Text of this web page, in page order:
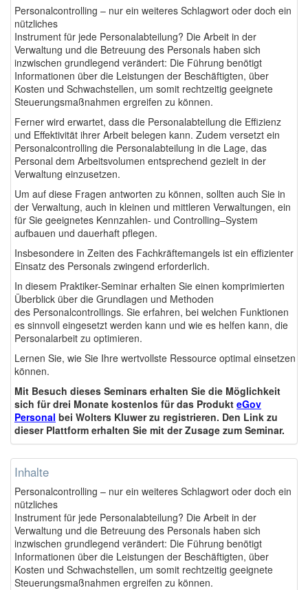
Personalcontrolling – nur ein weiteres Schlagwort oder doch ein
nützliches
Instrument für jede Personalabteilung? Die Arbeit in der
Verwaltung und die Betreuung des Personals haben sich
inzwischen grundlegend verändert: Die Führung benötigt
Informationen über die Leistungen der Beschäftigten, über
Kosten und Schwachstellen, um somit rechtzeitig geeignete
Steuerungsmaßnahmen ergreifen zu können.
Ferner wird erwartet, dass die Personalabteilung die Effizienz
und Effektivität ihrer Arbeit belegen kann. Zudem versetzt ein
Personalcontrolling die Personalabteilung in die Lage, das
Personal dem Arbeitsvolumen entsprechend gezielt in der
Verwaltung einzusetzen.
Um auf diese Fragen antworten zu können, sollten auch Sie in
der Verwaltung, auch in kleinen und mittleren Verwaltungen, ein
für Sie geeignetes Kennzahlen- und Controlling–System
aufbauen und dauerhaft pflegen.
Insbesondere in Zeiten des Fachkräftemangels ist ein effizienter
Einsatz des Personals zwingend erforderlich.
In diesem Praktiker-Seminar erhalten Sie einen komprimierten
Überblick über die Grundlagen und Methoden
des Personalcontrollings. Sie erfahren, bei welchen Funktionen
es sinnvoll eingesetzt werden kann und wie es helfen kann, die
Personalarbeit zu optimieren.
Lernen Sie, wie Sie Ihre wertvollste Ressource optimal einsetzen
können.
Mit Besuch dieses Seminars erhalten Sie die Möglichkeit
sich für drei Monate kostenlos für das Produkt eGov
Personal bei Wolters Kluwer zu registrieren. Den Link zu
dieser Plattform erhalten Sie mit der Zusage zum Seminar.
Inhalte
Personalcontrolling – nur ein weiteres Schlagwort oder doch ein
nützliches
Instrument für jede Personalabteilung? Die Arbeit in der
Verwaltung und die Betreuung des Personals haben sich
inzwischen grundlegend verändert: Die Führung benötigt
Informationen über die Leistungen der Beschäftigten, über
Kosten und Schwachstellen, um somit rechtzeitig geeignete
Steuerungsmaßnahmen ergreifen zu können.